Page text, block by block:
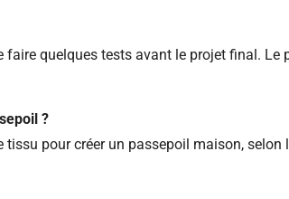
quelques tests avant le projet final.
?
pour créer un passepoil maison,